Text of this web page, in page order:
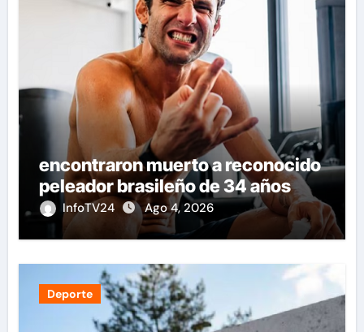
encontraron muerto a reconocido
peleador brasileño de 34 años
InfoTV24 Ago 4, 2026
Deporte